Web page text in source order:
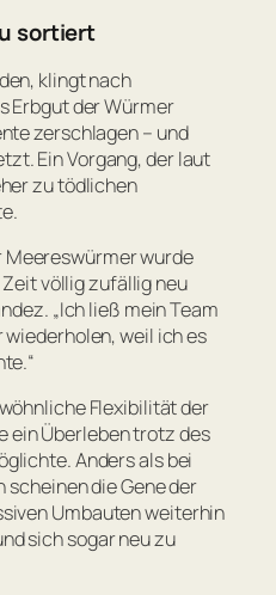
sortiert
klingt nach
Erbgut der Würmer
zerschlagen – und
Ein Vorgang, der laut
zu tödlichen
Meereswürmer wurde
völlig zufällig neu
„Ich ließ mein Team
weil ich es
“
Flexibilität der
ein Überleben trotz des
Anders als bei
die Gene der
Umbauten weiterhin
sich sogar neu zu